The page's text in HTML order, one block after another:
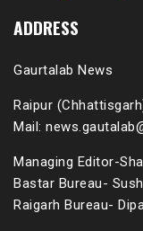
ADDRESS
Gaurtalab News
Raipur
Mail:
Managing Editor-
Bastar Bureau-
Raigarh Bureau-